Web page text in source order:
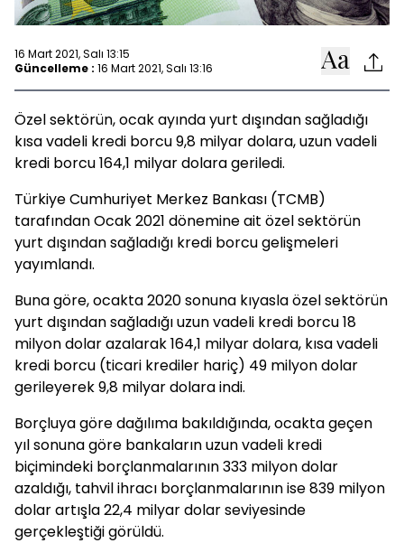
16 Mart 2021, Salı 13:15
Güncelleme : 16 Mart 2021, Salı 13:16
Özel sektörün, ocak ayında yurt dışından sağladığı
kısa vadeli kredi borcu 9,8 milyar dolara, uzun vadeli
kredi borcu 164,1 milyar dolara geriledi.
Türkiye Cumhuriyet Merkez Bankası (TCMB)
tarafından Ocak 2021 dönemine ait özel sektörün
yurt dışından sağladığı kredi borcu gelişmeleri
yayımlandı.
Buna göre, ocakta 2020 sonuna kıyasla özel sektörün
yurt dışından sağladığı uzun vadeli kredi borcu 18
milyon dolar azalarak 164,1 milyar dolara, kısa vadeli
kredi borcu (ticari krediler hariç) 49 milyon dolar
gerileyerek 9,8 milyar dolara indi.
Borçluya göre dağılıma bakıldığında, ocakta geçen
yıl sonuna göre bankaların uzun vadeli kredi
biçimindeki borçlanmalarının 333 milyon dolar
azaldığı, tahvil ihracı borçlanmalarının ise 839 milyon
dolar artışla 22,4 milyar dolar seviyesinde
gerçekleştiği görüldü.